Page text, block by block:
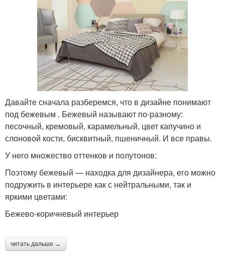
Давайте сначала разберемся, что в дизайне понимают
под бежевым . Бежевый называют по-разному:
песочный, кремовый, карамельный, цвет капучино и
слоновой кости, бисквитный, пшеничный. И все правы.
У него множество оттенков и полутонов:
Поэтому бежевый — находка для дизайнера, его можно
подружить в интерьере как с нейтральными, так и
яркими цветами:
Бежево-коричневый интерьер
читать дальше →